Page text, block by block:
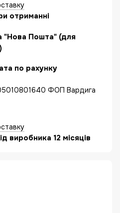
отриманні
"Нова Пошта" (для
по рахунку
ФОП Вардига
виробника 12 місяців